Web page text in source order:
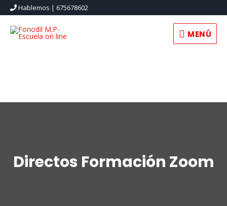
Hablemos | 675678602
MENÚ
MENÚ
Directos Formación Zoom